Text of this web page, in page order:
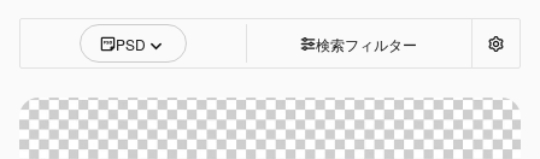
PSD 検索フィルター